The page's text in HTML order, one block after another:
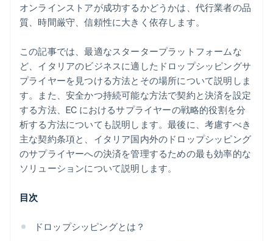
オンラインストアが成功するかどうかは、代行業者の品
質、時間厳守、信頼性に大きく依存します。
この記事では、最適なスタータープラットフォームな
ど、イタリアのビジネスに適したドロップシッピングサ
プライヤーを見つける方法とその場所について説明しま
す。また、安全かつ持続可能な方法で契約と決済を設定
する方法、EC におけるサプライヤーの戦略的役割を分
析する方法についても説明します。最後に、考慮すべき
主な契約条項と、イタリア国内外のドロップシッピング
のサプライヤーへの決済を管理するための最も効率的な
ソリューションについて説明します。
目次
ドロップシッピングとは？